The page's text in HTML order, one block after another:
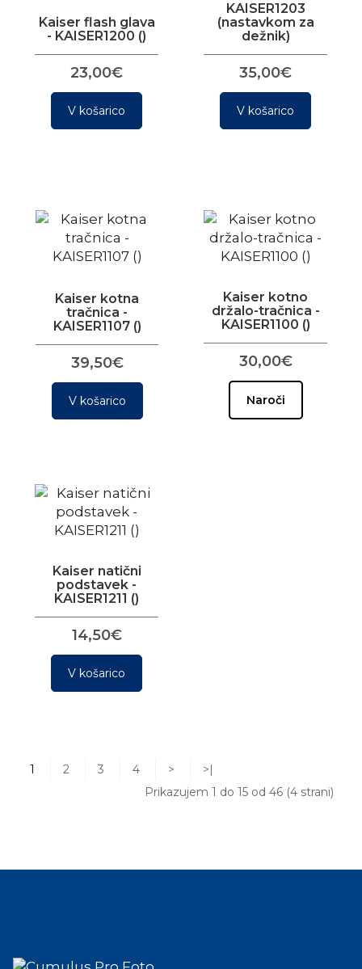
Kaiser flash glava
- KAISER1200 ()
23,00€
V košarico
KAISER1203
(nastavkom za
dežnik)
35,00€
V košarico
Kaiser kotna
tračnica -
KAISER1107 ()
39,50€
V košarico
Kaiser kotno
držalo-tračnica -
KAISER1100 ()
30,00€
Naroči
Kaiser natični
podstavek -
KAISER1211 ()
14,50€
V košarico
1 2 3 4 >
>|
Prikazujem 1 do 15 od 46 (4 strani)